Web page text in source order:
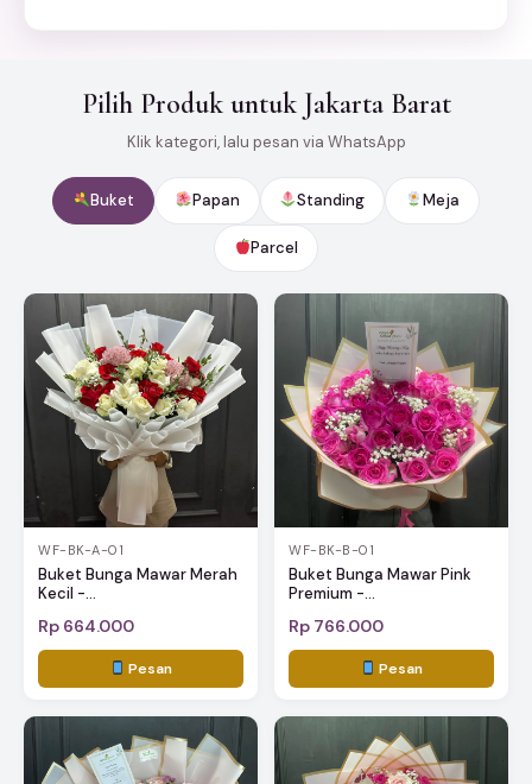
Pilih Produk untuk Jakarta Barat
Klik kategori, lalu pesan via WhatsApp
Buket Papan Standing Meja
Parcel
WF-BK-A-01
Buket Bunga Mawar Merah
Kecil -...
Rp 664.000
Pesan
WF-BK-B-01
Buket Bunga Mawar Pink
Premium -...
Rp 766.000
Pesan